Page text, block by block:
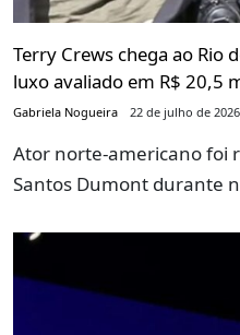
Terry Crews chega ao Rio
luxo avaliado em R$ 20,5
Gabriela Nogueira 22 de julho de
Ator norte-americano foi
Santos Dumont durante